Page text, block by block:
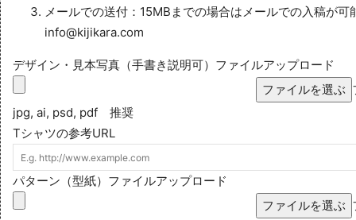
メールでの送付：15MBまでの場合はメールでの入稿が可
info@kijikara.com
デザイン・見本写真（手書き説明可）ファイルアップロード
ファイルを選ぶ
jpg, ai, psd, pdf 推奨
Tシャツの参考URL
パターン（型紙）ファイルアップロード
ファイルを選ぶ